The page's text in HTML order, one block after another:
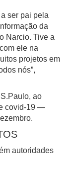
ser pai pela
da
Narcio. Tive a
ele na
projetos em
nós”,
ao
covid-19 —
autoridades